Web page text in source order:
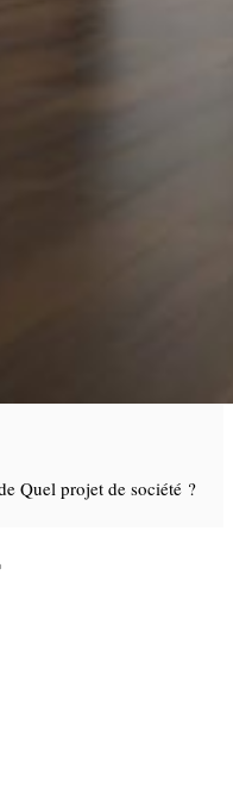
Quel projet de société ?